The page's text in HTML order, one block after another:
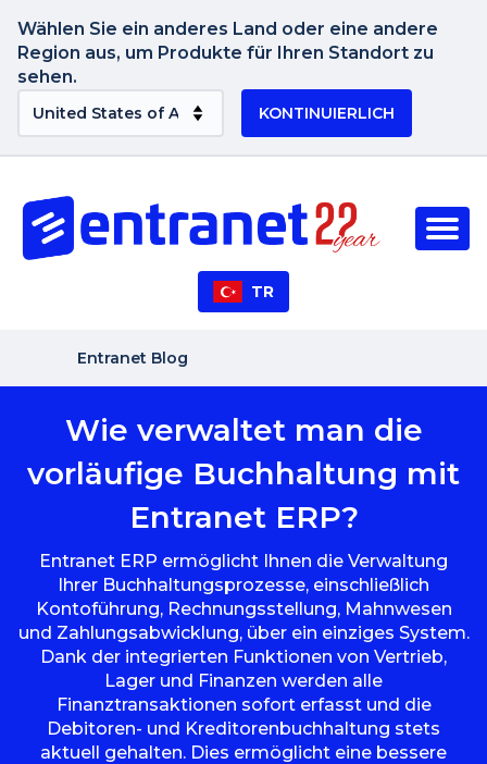
Wählen Sie ein anderes Land oder eine andere
Region aus, um Produkte für Ihren Standort zu
sehen.
KONTINUIERLICH
TR
Entranet Blog
Wie verwaltet man die
vorläufige Buchhaltung mit
Entranet ERP?
Entranet ERP ermöglicht Ihnen die Verwaltung
Ihrer Buchhaltungsprozesse, einschließlich
Kontoführung, Rechnungsstellung, Mahnwesen
und Zahlungsabwicklung, über ein einziges System.
Dank der integrierten Funktionen von Vertrieb,
Lager und Finanzen werden alle
Finanztransaktionen sofort erfasst und die
Debitoren- und Kreditorenbuchhaltung stets
aktuell gehalten. Dies ermöglicht eine bessere